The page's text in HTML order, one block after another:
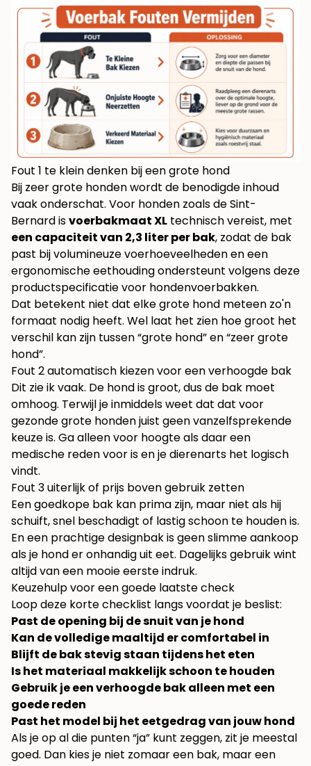
Fout 1 te klein denken bij een grote hond
Bij zeer grote honden wordt de benodigde inhoud
vaak onderschat. Voor honden zoals de Sint-
Bernard isvoerbakmaat XL technisch vereist, met
een capaciteit van 2,3 liter per bak, zodat de bak
past bij volumineuze voerhoeveelheden en een
ergonomische eethouding ondersteunt volgensdeze
productspecificatie voor hondenvoerbakken.
Dat betekent niet dat elke grote hond meteen zo'n
formaat nodig heeft. Wel laat het zien hoe groot het
verschil kan zijn tussen “grote hond” en “zeer grote
hond”.
Fout 2 automatisch kiezen voor een verhoogde bak
Dit zie ik vaak. De hond is groot, dus de bak moet
omhoog. Terwijl je inmiddels weet dat dat voor
gezonde grote honden juist geen vanzelfsprekende
keuze is. Ga alleen voor hoogte als daar een
medische reden voor is en je dierenarts het logisch
vindt.
Fout 3 uiterlijk of prijs boven gebruik zetten
Een goedkope bak kan prima zijn, maar niet als hij
schuift, snel beschadigt of lastig schoon te houden is.
En een prachtige designbak is geen slimme aankoop
als je hond er onhandig uit eet. Dagelijks gebruik wint
altijd van een mooie eerste indruk.
Keuzehulp voor een goede laatste check
Loop deze korte checklist langs voordat je beslist:
Past de opening bij de snuit van je hond
Kan de volledige maaltijd er comfortabel in
Blijft de bak stevig staan tijdens het eten
Is het materiaal makkelijk schoon te houden
Gebruik je een verhoogde bak alleen met een
goede reden
Past het model bij het eetgedrag van jouw hond
Als je op al die punten “ja” kunt zeggen, zit je meestal
goed. Dan kies je niet zomaar een bak, maar een